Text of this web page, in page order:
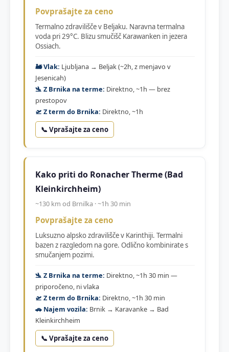
Povprašajte za ceno
Termalno zdravilišče v Beljaku. Naravna termalna
voda pri 29°C. Blizu smučišč Karawanken in jezera
Ossiach.
🚂 Vlak: Ljubljana → Beljak (~2h, z menjavo v
Jesenicah)
🛬 Z Brnika na terme: Direktno, ~1h — brez
prestopov
🛫 Z term do Brnika: Direktno, ~1h
📞 Vprašajte za ceno
Kako priti do Ronacher Therme (Bad
Kleinkirchheim)
~130 km od Brnilka · ~1h 30 min
Povprašajte za ceno
Luksuzno alpsko zdravilišče v Karinthiji. Termalni
bazen z razgledom na gore. Odlično kombinirate s
smučanjem pozimi.
🛬 Z Brnika na terme: Direktno, ~1h 30 min —
priporočeno, ni vlaka
🛫 Z term do Brnika: Direktno, ~1h 30 min
🚗 Najem vozila: Brnik → Karavanke → Bad
Kleinkirchheim
📞 Vprašajte za ceno